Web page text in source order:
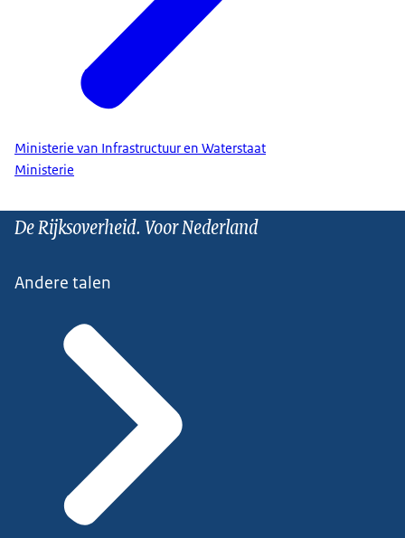
Ministerie van Infrastructuur en Waterstaat
Ministerie
De Rijksoverheid. Voor Nederland
Andere talen